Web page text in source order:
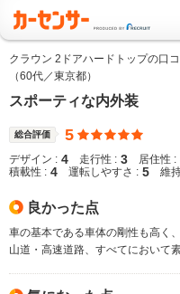
クラウン 2ドアハードトップの口
（60代／東京都）
スポーティな内外装
総合評価 5
デザイン : 4 走行性 : 3 居住性 :
積載性 : 4 運転しやすさ : 5 維
良かった点
車の基本である車体の剛性も高く
山道・高速道路、すべてにおいて